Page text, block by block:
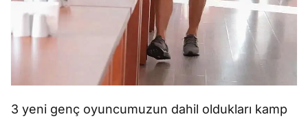
3 yeni genç oyuncumuzun dahil oldukları kamp